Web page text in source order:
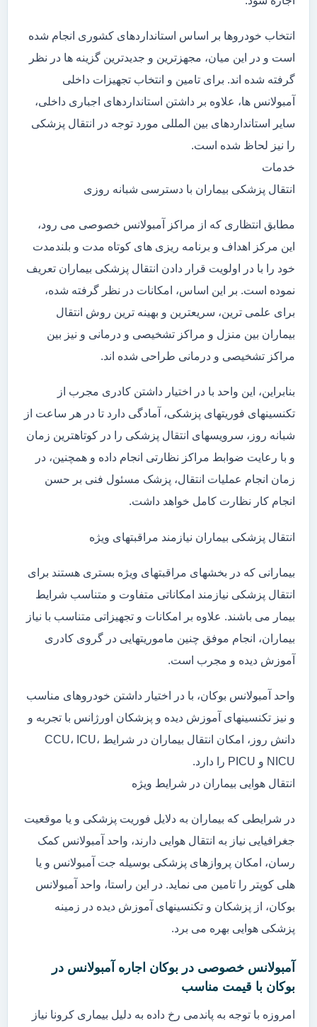
انتخاب خودروها بر اساس استانداردهای کشوری انجام شده
است و در این میان، مجهزترین و جدیدترین گزینه ها در نظر
گرفته شده اند. برای تامین و انتخاب تجهیزات داخلی
آمبولانس ها، علاوه بر داشتن استانداردهای اجباری داخلی،
سایر استانداردهای بین المللی مورد توجه در انتقال پزشکی
را نیز لحاظ شده است.
خدمات
انتقال پزشکی بیماران با دسترسی شبانه روزی
مطابق انتظاری که از مراکز آمبولانس خصوصی می رود،
این مرکز اهداف و برنامه ریزی های کوتاه مدت و بلندمدت
خود را با در اولویت قرار دادن انتقال پزشکی بیماران تعریف
نموده است. بر این اساس، امکانات در نظر گرفته شده،
برای علمی ترین، سریعترین و بهینه ترین روش انتقال
بیماران بین منزل و مراکز تشخیصی و درمانی و نیز بین
مراکز تشخیصی و درمانی طراحی شده اند.
بنابراین، این واحد با در اختیار داشتن کادری مجرب از
تکنسینهای فوریتهای پزشکی، آمادگی دارد تا در هر ساعت از
شبانه روز، سرویسهای انتقال پزشکی را در کوتاهترین زمان
و با رعایت ضوابط مراکز نظارتی انجام داده و همچنین، در
زمان انجام عملیات انتقال، پزشک مسئول فنی بر حسن
انجام کار نظارت کامل خواهد داشت.
انتقال پزشکی بیماران نیازمند مراقبتهای ویژه
بیمارانی که در بخشهای مراقبتهای ویژه بستری هستند برای
انتقال پزشکی نیازمند امکاناتی متفاوت و متناسب شرایط
بیمار می باشند. علاوه بر امکانات و تجهیزاتی متناسب با نیاز
بیماران، انجام موفق چنین ماموریتهایی در گروی کادری
آموزش دیده و مجرب است.
واحد آمبولانس بوکان، با در اختیار داشتن خودروهای مناسب
و نیز تکنسینهای آموزش دیده و پزشکان اورژانس با تجربه و
دانش روز، امکان انتقال بیماران در شرایط CCU، ICU،
NICU و PICU را دارد.
انتقال هوایی بیماران در شرایط ویژه
در شرایطی که بیماران به دلایل فوریت پزشکی و یا موقعیت
جغرافیایی نیاز به انتقال هوایی دارند، واحد آمبولانس کمک
رسان، امکان پروازهای پزشکی بوسیله جت آمبولانس و یا
هلی کوپتر را تامین می نماید. در این راستا، واحد آمبولانس
بوکان، از پزشکان و تکنسینهای آموزش دیده در زمینه
پزشکی هوایی بهره می برد.
آمبولانس خصوصی در بوکان اجاره آمبولانس در
بوکان با قیمت مناسب
امروزه با توجه به پاندمی رخ داده به دلیل بیماری کرونا نیاز